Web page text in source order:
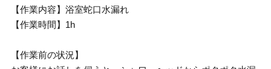
【作業内容】浴室蛇口水漏れ
【作業時間】1h
【作業前の状況】